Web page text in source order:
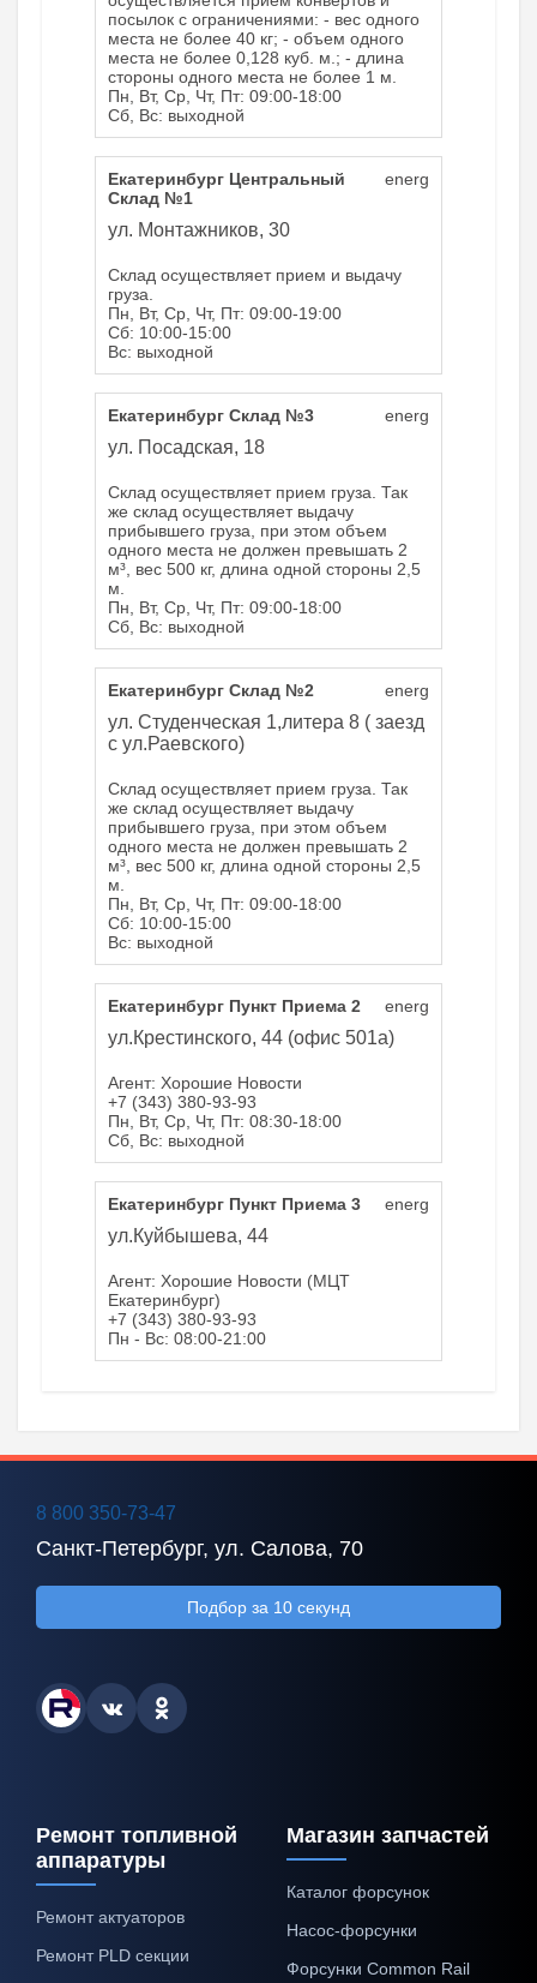
посылок с ограничениями: - вес одного
места не более 40 кг; - объем одного
места не более 0,128 куб. м.; - длина
стороны одного места не более 1 м.
Пн, Вт, Ср, Чт, Пт: 09:00-18:00
Сб, Вс: выходной
energ
Екатеринбург Центральный
Склад №1
ул. Монтажников, 30
Склад осуществляет прием и выдачу
груза.
Пн, Вт, Ср, Чт, Пт: 09:00-19:00
Сб: 10:00-15:00
Вс: выходной
energ
Екатеринбург Склад №3
ул. Посадская, 18
Склад осуществляет прием груза. Так
же склад осуществляет выдачу
прибывшего груза, при этом объем
одного места не должен превышать 2
м³, вес 500 кг, длина одной стороны 2,5
м.
Пн, Вт, Ср, Чт, Пт: 09:00-18:00
Сб, Вс: выходной
energ
Екатеринбург Склад №2
ул. Студенческая 1,литера 8 ( заезд
с ул.Раевского)
Склад осуществляет прием груза. Так
же склад осуществляет выдачу
прибывшего груза, при этом объем
одного места не должен превышать 2
м³, вес 500 кг, длина одной стороны 2,5
м.
Пн, Вт, Ср, Чт, Пт: 09:00-18:00
Сб: 10:00-15:00
Вс: выходной
energ
Екатеринбург Пункт Приема 2
ул.Крестинского, 44 (офис 501а)
Агент: Хорошие Новости
+7 (343) 380-93-93
Пн, Вт, Ср, Чт, Пт: 08:30-18:00
Сб, Вс: выходной
energ
Екатеринбург Пункт Приема 3
ул.Куйбышева, 44
Агент: Хорошие Новости (МЦТ
Екатеринбург)
+7 (343) 380-93-93
Пн - Вс: 08:00-21:00
8 800 350-73-47
Санкт-Петербург, ул. Салова, 70
Подбор за 10 секунд
Ремонт топливной
аппаратуры
Ремонт актуаторов
Ремонт PLD секции
Магазин запчастей
Каталог форсунок
Насос-форсунки
Форсунки Common Rail